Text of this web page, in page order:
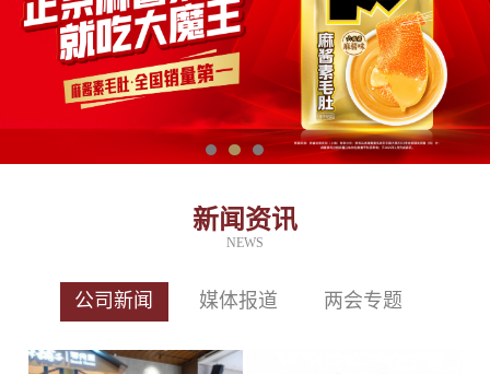
新闻资讯
NEWS
公司新闻 媒体报道 两会专题